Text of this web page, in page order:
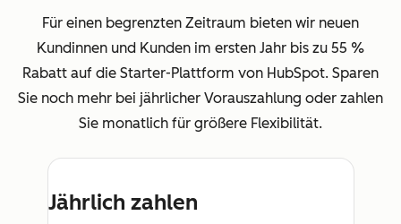
Für einen begrenzten Zeitraum bieten wir neuen
Kundinnen und Kunden im ersten Jahr bis zu 55 %
Rabatt auf die Starter-Plattform von HubSpot. Sparen
Sie noch mehr bei jährlicher Vorauszahlung oder zahlen
Sie monatlich für größere Flexibilität.
Jährlich zahlen